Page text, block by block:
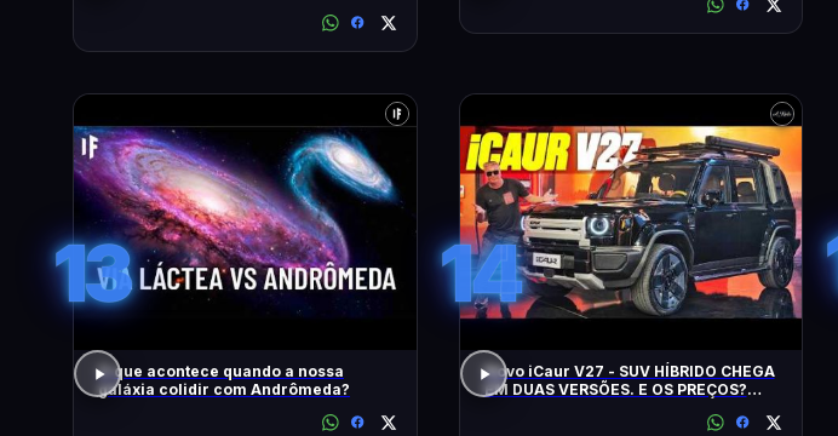
13
O que acontece quando a nossa
galáxia colidir com Andrômeda?
14
Novo iCaur V27 - SUV HÍBRIDO CHEGA
EM DUAS VERSÕES. E OS PREÇOS?